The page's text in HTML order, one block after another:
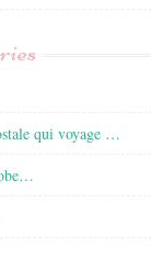
qui voyage …